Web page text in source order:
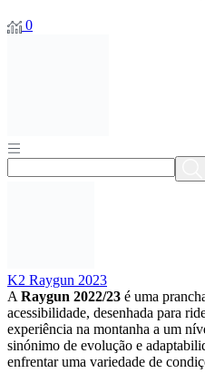
0
K2 Raygun 2023
A Raygun 2022/23 é uma
acessibilidade, desenhada para
experiência na montanha a um
sinónimo de evolução e
enfrentar uma variedade de